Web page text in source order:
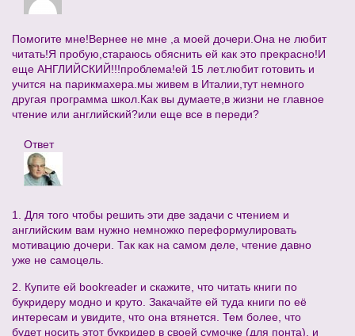
Помогите мне!Вернее не мне ,а моей дочери.Она не любит
читать!Я пробую,стараюсь обяснить ей как это прекрасно!И
еще АНГЛИЙСКИЙ!!!проблема!ей 15 лет.любит готовить и
учится на парикмахера.мы живем в Италии,тут немного
другая программа школ.Как вы думаете,в жизни не главное
чтение или английский?или еще все в переди?
Ответ
1. Для того чтобы решить эти две задачи с чтением и
английским вам нужно немножко переформулировать
мотивацию дочери. Так как на самом деле, чтение давно
уже не самоцель.
2. Купите ей bookreader и скажите, что читать книги по
букридеру модно и круто. Закачайте ей туда книги по её
интересам и увидите, что она втянется. Тем более, что
будет носить этот букридер в своей сумочке (для понта), и